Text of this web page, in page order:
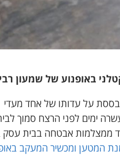
באופנוע של שמעון
על עדותו של אחד מעדי
ימים לפני הרצח סמוך
ממצלמות אבטחה בבית עסק
המטען ומכשיר המעקב